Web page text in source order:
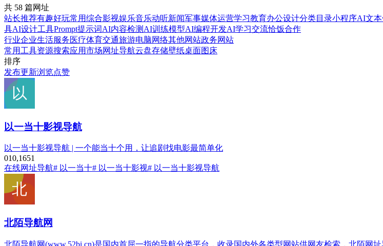
共 58 篇网址
站长推荐有趣好玩常用综合影视娱乐音乐动听新闻军事媒体运营学习教育办公设计分类目录小程序AI文本
具AI设计工具Prompt提示词AI内容检测 AI训练模型AI编程开发AI学习交流恰饭合作
行业企业生活服务医疗体育交通旅游电脑网络其他网站政务网站
常用工具资源搜索应用市场网址导航云盘存储壁纸桌面图床
排序
发布更新浏览点赞
以一当十影视导航
以一当十影视导航 | 一个能当十个用，让追剧找电影最简单化
010,1651
在线网址导航# 以一当十# 以一当十影视# 以一当十影视导航
北陌导航网
北陌导航网(www.52bi.cn)是国内首屈一指的导航分类平台，收录国内外各类型网站供网友检索，北陌网